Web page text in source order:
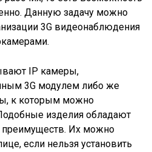
Данную задачу можно
3G видеонаблюдения
IP камеры,
3G модулем либо же
к которым можно
изделия обладают
Их можно
если нельзя установить